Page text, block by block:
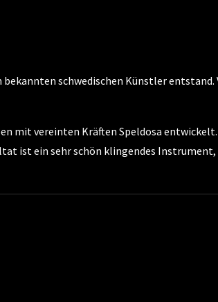
schwedischen Künstler entstand.
mit vereinten Kräften Speldosa entwickelt.
ist ein sehr schön klingendes Instrument,